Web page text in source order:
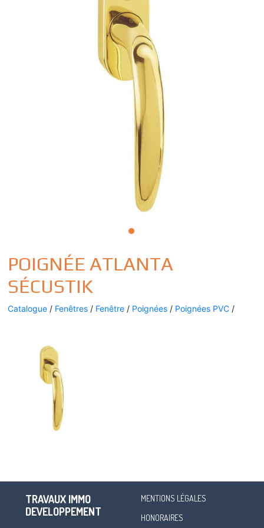
POIGNÉE ATLANTA
SÉCUSTIK
Catalogue / Fenêtres / Fenêtre / Poignées / Poignées PVC /
TRAVAUX IMMO
DEVELOPPEMENT
MENTIONS LÉGALES
HONORAIRES